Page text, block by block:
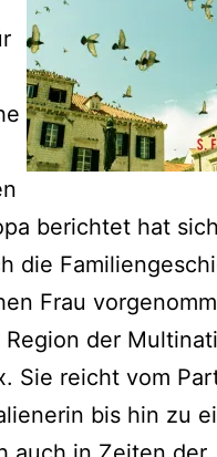
berichtet hat
die
Frau
der
Sie reicht vom
bis hin zu